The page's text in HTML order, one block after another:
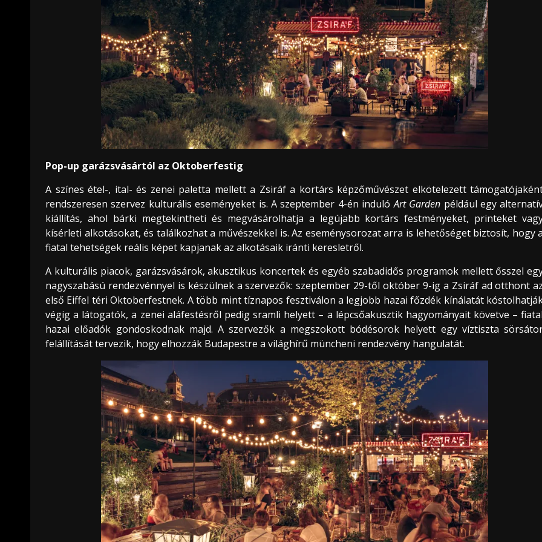
Pop-up garázsvásártól az Oktoberfestig
A színes étel-, ital- és zenei paletta mellett a Zsiráf a kortárs képzőművészet elkötelezett
rendszeresen szervez kulturális eseményeket is. A szeptember 4-én indulóArt Garden például egy
kiállítás, ahol bárki megtekintheti és megvásárolhatja a legújabb kortárs festményeket, printeket
kísérleti alkotásokat, és találkozhat a művészekkel is. Az eseménysorozat arra is lehetőséget biztosít, hogy a
fiatal tehetségek reális képet kapjanak az alkotásaik iránti keresletről.
A kulturális piacok, garázsvásárok, akusztikus koncertek és egyéb szabadidős programok mellett ősszel
nagyszabású rendezvénnyel is készülnek a szervezők: szeptember 29-től október 9-ig a Zsiráf ad otthont az
első Eiffel téri Oktoberfestnek. A több mint tíznapos fesztiválon a legjobb hazai főzdék kínálatát
végig a látogatók, a zenei aláfestésről pedig sramli helyett – a lépcsőakusztik hagyományait követve – fiatal
hazai előadók gondoskodnak majd. A szervezők a megszokott bódésorok helyett egy víztiszta
felállítását tervezik, hogy elhozzák Budapestre a világhírű müncheni rendezvény hangulatát.